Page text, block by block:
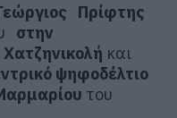
Πρίφτης
στην
και
ψηφοδέλτιο
του